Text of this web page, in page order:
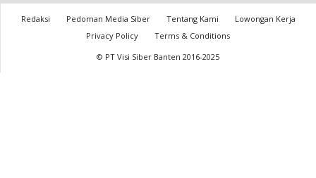
Redaksi Pedoman Media Siber Tentang Kami
Lowongan Kerja
Privacy Policy
Terms & Conditions
© PT Visi Siber Banten 2016-2025